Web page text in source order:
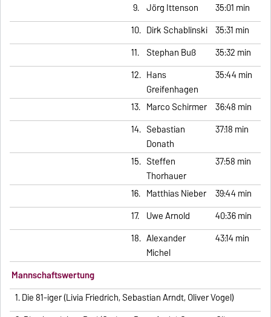
9. Jörg Ittenson
35:01 min
10. Dirk Schablinski 35:31 min
11. Stephan Buß
35:32 min
12. Hans
Greifenhagen
35:44 min
13. Marco Schirmer 36:48 min
14. Sebastian
Donath
37:18 min
15. Steffen
Thorhauer
37:58 min
16. Matthias Nieber
39:44 min
17. Uwe Arnold
40:36 min
18. Alexander
Michel
43:14 min
Mannschaftswertung
1. Die 81-iger (Livia Friedrich, Sebastian Arndt, Oliver Vogel)